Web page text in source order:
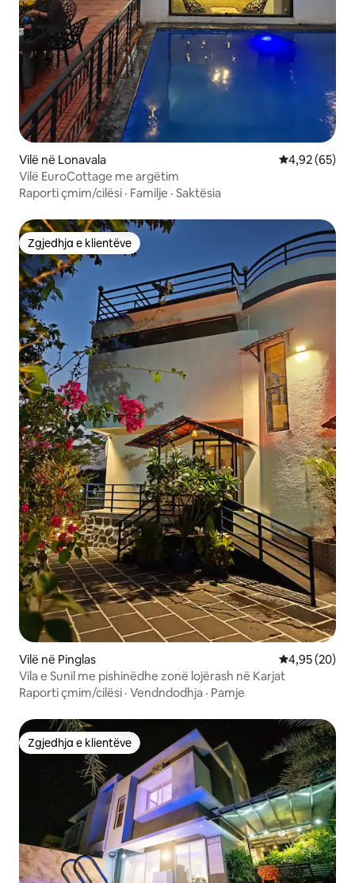
Vilë në Lonavala Vlerësimi
4,92 (65)
Vilë EuroCottage me argëtim
Raporti çmim/cilësi · Familje · Saktësia
Zgjedhja e klientëve
Zgjedhja e klientëve
Vilë në Pinglas Vlerësimi
4,95 (20)
Vila e Sunil me pishinëdhe zonë lojërash në Karjat
Raporti çmim/cilësi · Vendndodhja · Pamje
Zgjedhja e klientëve
Zgjedhja e klientëve